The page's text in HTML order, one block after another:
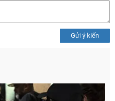
Gửi ý kiến